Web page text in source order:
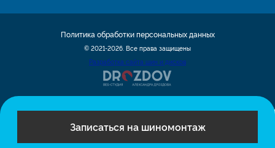
Записаться на шиномонтаж
© 2021-2026. Все права защищены
Разработка сайта шин и дисков
Политика обработки персональных данных